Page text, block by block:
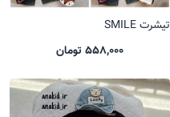
تیشرت SMILE
558,000 تومان